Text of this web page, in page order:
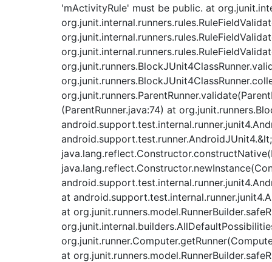
'mActivityRule' must be public. at
(ParentRunner.java:74) at
at
at
at